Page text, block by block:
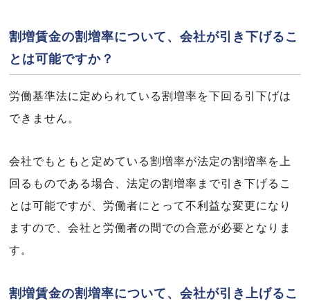
割増賃金の割増率について、会社が引き下げるこ
とは可能ですか？
労働基準法に定められている割増率を下回る引下げは
できません。
会社でもともと定めている割増率が法定の割増率を上
回るものである場合、法定の割増率まで引き下げるこ
とは可能ですが、労働者にとって不利益な変更になり
ますので、会社と労働者の間での合意が必要となりま
す。
割増賃金の割増率について、会社が引き上げるこ